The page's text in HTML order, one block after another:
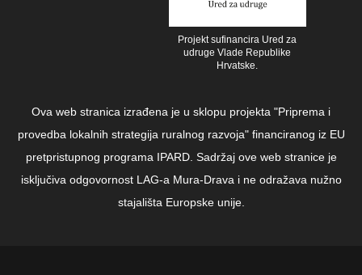
Projekt sufinancira Ured za
udruge Vlade Republike
Hrvatske.
Ova web stranica izrađena je u sklopu projekta "Priprema i
provedba lokalnih strategija ruralnog razvoja" financiranog iz EU
pretpristupnog programa IPARD. Sadržaj ove web stranice je
isključiva odgovornost LAG-a Mura-Drava i ne odražava nužno
stajališta Europske unije.